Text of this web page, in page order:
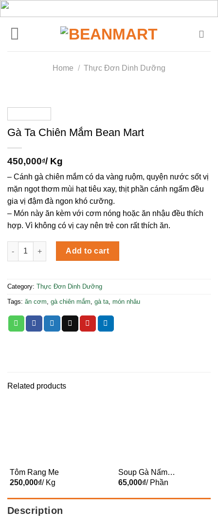
Skip
to
content
Home / Thực Đơn Dinh Dưỡng
Gà Ta Chiên Mắm Bean Mart
450,000₫/ Kg
– Cánh gà chiên mắm có da vàng ruộm, quyện nước sốt vị
mặn ngọt thơm mùi hạt tiêu xay, thịt phần cánh ngấm đều
gia vị đậm đà ngon khó cưỡng.
– Món này ăn kèm với cơm nóng hoặc ăn nhậu đều thích
hợp. Vì không có vị cay nên trẻ con rất thích ăn.
Gà Ta Chiên Mắm Bean Mart quantity
Add to cart
Category: Thực Đơn Dinh Dưỡng
Tags: ăn cơm, gà chiên mắm, gà ta, món nhâu
Related products
Tôm Rang Me
250,000₫/ Kg
Soup Gà Nấm
BeanMart
65,000₫/ Phần
Description